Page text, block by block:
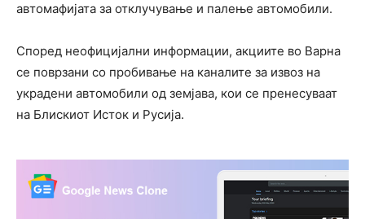
автомафијата за отклучување и палење автомобили.
Според неофицијални информации, акциите во Варна
се поврзани со пробивање на каналите за извоз на
украдени автомобили од земјава, кои се пренесуваат
на Блискиот Исток и Русија.